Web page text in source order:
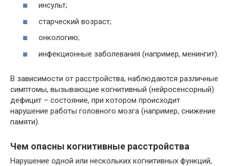
инсульт;
старческий возраст;
онкологию;
инфекционные заболевания (например, менингит).
В зависимости от расстройства, наблюдаются различные
симптомы, вызывающие когнитивный (нейросенсорный)
дефицит – состояние, при котором происходит
нарушение работы головного мозга (например, снижение
памяти).
Чем опасны когнитивные расстройства
Нарушение одной или нескольких когнитивных функций,